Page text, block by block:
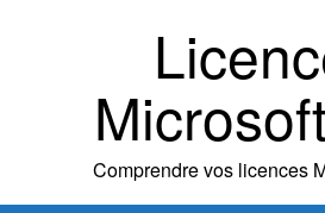
Comprendre vos licences